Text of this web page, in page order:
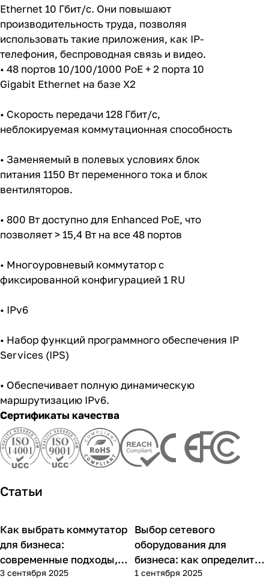
Ethernet 10 Гбит/с. Они повышают
производительность труда, позволяя
использовать такие приложения, как IP-
телефония, беспроводная связь и видео.
• 48 портов 10/100/1000 PoE + 2 порта 10
Gigabit Ethernet на базе X2
• Скорость передачи 128 Гбит/с,
неблокируемая коммутационная способность
• Заменяемый в полевых условиях блок
питания 1150 Вт переменного тока и блок
вентиляторов.
• 800 Вт доступно для Enhanced PoE, что
позволяет > 15,4 Вт на все 48 портов
• Многоуровневый коммутатор с
фиксированной конфигурацией 1 RU
• IPv6
• Набор функций программного обеспечения IP
Services (IPS)
• Обеспечивает полную динамическую
маршрутизацию IPv6.
Сертификаты качества
Статьи
Советы покупателям
Как выбрать коммутатор
для бизнеса:
современные подходы,
практика применения и
3 сентября 2025
Советы покупателям
Выбор сетевого
оборудования для
бизнеса: как определить
потребности компании и
1 сентября 2025